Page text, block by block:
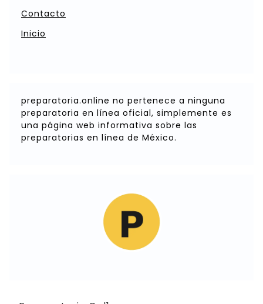
Contacto
Inicio
preparatoria.online no pertenece a ninguna
preparatoria en línea oficial, simplemente es
una página web informativa sobre las
preparatorias en línea de México.